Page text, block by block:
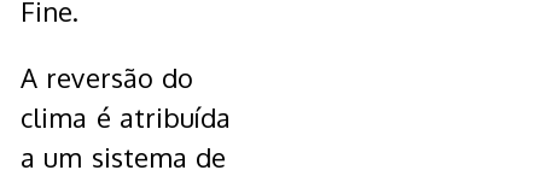
Fine.
A reversão do
clima é atribuída
a um sistema de